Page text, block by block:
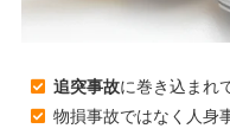
追突事故に巻き込まれ
物損事故ではなく人身